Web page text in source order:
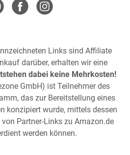
Links sind Affiliate
darüber, erhalten wir eine
dabei keine Mehrkosten!
GmbH) ist Teilnehmer des
das zur Bereitstellung eines
konzipiert wurde, mittels dessen
Partner-Links zu Amazon.de
werden können.